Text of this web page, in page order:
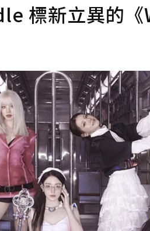
標新立異的